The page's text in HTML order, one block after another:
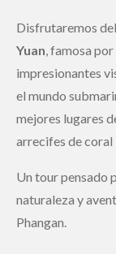
Disfrutaremos
Yuan, famosa
impresionantes
el mundo
mejores lugares
arrecifes de coral
Un tour pensado
naturaleza y
Phangan.